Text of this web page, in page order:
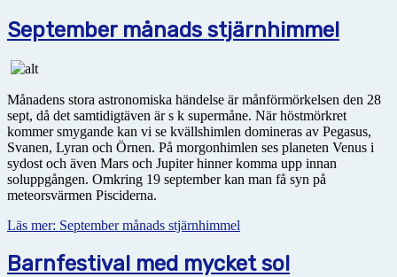
September månads stjärnhimmel
Månadens stora astronomiska händelse är månförmörkelsen den 28
sept, då det samtidigtäven är s k supermåne. När höstmörkret
kommer smygande kan vi se kvällshimlen domineras av Pegasus,
Svanen, Lyran och Örnen. På morgonhimlen ses planeten Venus i
sydost och även Mars och Jupiter hinner komma upp innan
soluppgången. Omkring 19 september kan man få syn på
meteorsvärmen Pisciderna.
Läs mer: September månads stjärnhimmel
Barnfestival med mycket sol